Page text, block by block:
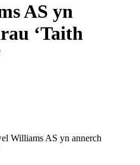
AS yn
‘Taith
Williams AS yn annerch